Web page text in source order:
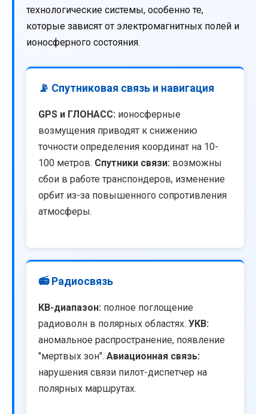
технологические системы, особенно те,
которые зависят от электромагнитных полей и
ионосферного состояния.
📡 Спутниковая связь и навигация
GPS и ГЛОНАСС: ионосферные
возмущения приводят к снижению
точности определения координат на 10-
100 метров. Спутники связи: возможны
сбои в работе транспондеров, изменение
орбит из-за повышенного сопротивления
атмосферы.
📻 Радиосвязь
КВ-диапазон: полное поглощение
радиоволн в полярных областях. УКВ:
аномальное распространение, появление
"мертвых зон". Авиационная связь:
нарушения связи пилот-диспетчер на
полярных маршрутах.